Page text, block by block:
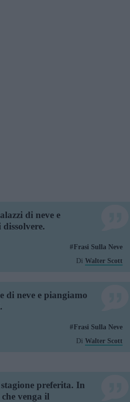
di neve e
Frasi Sulla Neve
Di Walter Scott
di neve e piangiamo
Frasi Sulla Neve
Di Walter Scott
preferita. In
venga il